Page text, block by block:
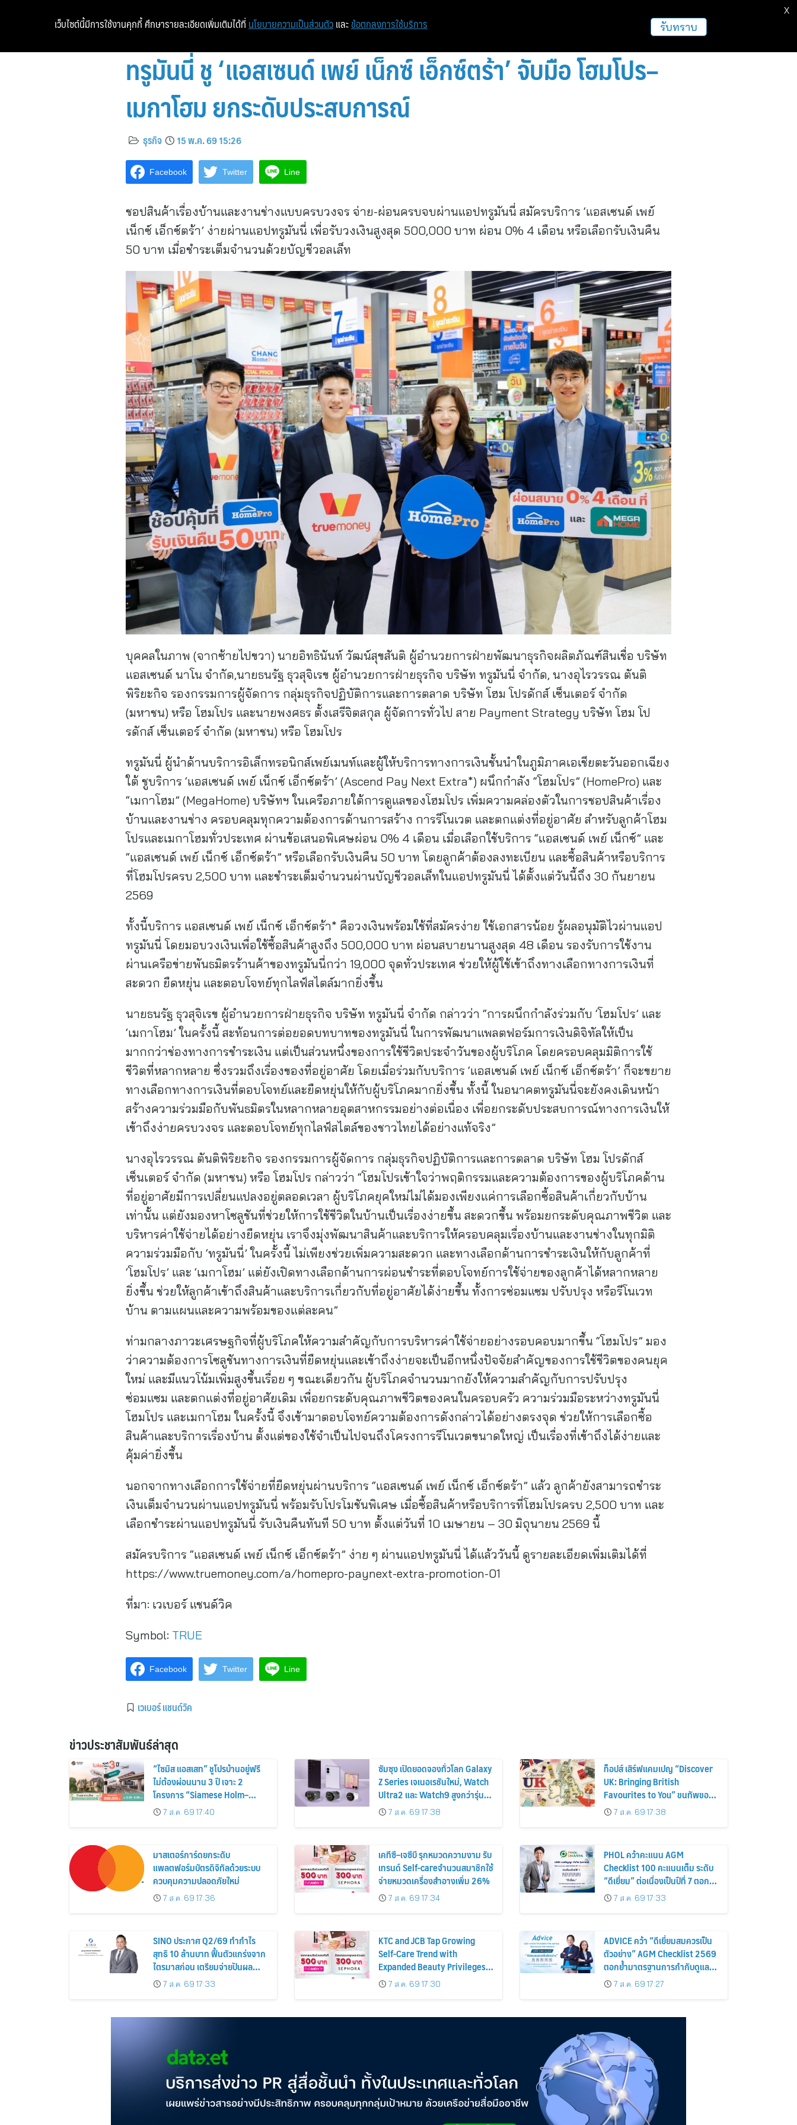
หน้าแรก ท่องเที่ยว ฝากข่าวประชาสัมพันธ์
ทรูมันนี่ ชู ‘แอสเซนด์ เพย์ เน็กซ์ เอ็กซ์ตร้า’ จับมือ โฮมโปร–
เมกาโฮม ยกระดับประสบการณ์
ธุรกิจ 15 พ.ค. 69 15:26
Facebook Twitter Line
ชอปสินค้าเรื่องบ้านและงานช่างแบบครบวงจร จ่าย-ผ่อนครบจบผ่านแอปทรูมันนี่ สมัครบริการ ‘แอสเซนด์ เพย์
เน็กซ์ เอ็กซ์ตร้า’ ง่ายผ่านแอปทรูมันนี่ เพื่อรับวงเงินสูงสุด 500,000 บาท ผ่อน 0% 4 เดือน หรือเลือกรับเงินคืน
50 บาท เมื่อชำระเต็มจำนวนด้วยบัญชีวอลเล็ท
บุคคลในภาพ (จากซ้ายไปขวา) นายอิทธินันท์ วัฒน์สุขสันติ ผู้อำนวยการฝ่ายพัฒนาธุรกิจผลิตภัณฑ์สินเชื่อ บริษัท
แอสเซนด์ นาโน จำกัด,นายธนรัฐ ธุวสุจิเรข ผู้อำนวยการฝ่ายธุรกิจ บริษัท ทรูมันนี่ จำกัด, นางอุไรวรรณ ตันติ
พิริยะกิจ รองกรรมการผู้จัดการ กลุ่มธุรกิจปฏิบัติการและการตลาด บริษัท โฮม โปรดักส์ เซ็นเตอร์ จำกัด
(มหาชน) หรือ โฮมโปร และนายพงศธร ตั้งเสรีจิตสกุล ผู้จัดการทั่วไป สาย Payment Strategy บริษัท โฮม โป
รดักส์ เซ็นเตอร์ จำกัด (มหาชน) หรือ โฮมโปร
ทรูมันนี่ ผู้นำด้านบริการอิเล็กทรอนิกส์เพย์เมนท์และผู้ให้บริการทางการเงินชั้นนำในภูมิภาคเอเชียตะวันออกเฉียง
ใต้ ชูบริการ ‘แอสเซนด์ เพย์ เน็กซ์ เอ็กซ์ตร้า’ (Ascend Pay Next Extra*) ผนึกกำลัง “โฮมโปร” (HomePro) และ
“เมกาโฮม” (MegaHome) บริษัทฯ ในเครือภายใต้การดูแลของโฮมโปร เพิ่มความคล่องตัวในการชอปสินค้าเรื่อง
บ้านและงานช่าง ครอบคลุมทุกความต้องการด้านการสร้าง การรีโนเวต และตกแต่งที่อยู่อาศัย สำหรับลูกค้าโฮม
โปรและเมกาโฮมทั่วประเทศ ผ่านข้อเสนอพิเศษผ่อน 0% 4 เดือน เมื่อเลือกใช้บริการ “แอสเซนด์ เพย์ เน็กซ์” และ
“แอสเซนด์ เพย์ เน็กซ์ เอ็กซ์ตร้า” หรือเลือกรับเงินคืน 50 บาท โดยลูกค้าต้องลงทะเบียน และซื้อสินค้าหรือบริการ
ที่โฮมโปรครบ 2,500 บาท และชำระเต็มจำนวนผ่านบัญชีวอลเล็ทในแอปทรูมันนี่ ได้ตั้งแต่วันนี้ถึง 30 กันยายน
2569
ทั้งนี้บริการ แอสเซนด์ เพย์ เน็กซ์ เอ็กซ์ตร้า* คือวงเงินพร้อมใช้ที่สมัครง่าย ใช้เอกสารน้อย รู้ผลอนุมัติไวผ่านแอป
ทรูมันนี่ โดยมอบวงเงินเพื่อใช้ซื้อสินค้าสูงถึง 500,000 บาท ผ่อนสบายนานสูงสุด 48 เดือน รองรับการใช้งาน
ผ่านเครือข่ายพันธมิตรร้านค้าของทรูมันนี่กว่า 19,000 จุดทั่วประเทศ ช่วยให้ผู้ใช้เข้าถึงทางเลือกทางการเงินที่
สะดวก ยืดหยุ่น และตอบโจทย์ทุกไลฟ์สไตล์มากยิ่งขึ้น
นายธนรัฐ ธุวสุจิเรข ผู้อำนวยการฝ่ายธุรกิจ บริษัท ทรูมันนี่ จำกัด กล่าวว่า “การผนึกกำลังร่วมกับ ‘โฮมโปร’ และ
‘เมกาโฮม’ ในครั้งนี้ สะท้อนการต่อยอดบทบาทของทรูมันนี่ ในการพัฒนาแพลตฟอร์มการเงินดิจิทัลให้เป็น
มากกว่าช่องทางการชำระเงิน แต่เป็นส่วนหนึ่งของการใช้ชีวิตประจำวันของผู้บริโภค โดยครอบคลุมมิติการใช้
ชีวิตที่หลากหลาย ซึ่งรวมถึงเรื่องของที่อยู่อาศัย โดยเมื่อร่วมกับบริการ ‘แอสเซนด์ เพย์ เน็กซ์ เอ็กซ์ตร้า’ ก็จะขยาย
ทางเลือกทางการเงินที่ตอบโจทย์และยืดหยุ่นให้กับผู้บริโภคมากยิ่งขึ้น ทั้งนี้ ในอนาคตทรูมันนี่จะยังคงเดินหน้า
สร้างความร่วมมือกับพันธมิตรในหลากหลายอุตสาหกรรมอย่างต่อเนื่อง เพื่อยกระดับประสบการณ์ทางการเงินให้
เข้าถึงง่ายครบวงจร และตอบโจทย์ทุกไลฟ์สไตล์ของชาวไทยได้อย่างแท้จริง”
นางอุไรวรรณ ตันติพิริยะกิจ รองกรรมการผู้จัดการ กลุ่มธุรกิจปฏิบัติการและการตลาด บริษัท โฮม โปรดักส์
เซ็นเตอร์ จำกัด (มหาชน) หรือ โฮมโปร กล่าวว่า “โฮมโปรเข้าใจว่าพฤติกรรมและความต้องการของผู้บริโภคด้าน
ที่อยู่อาศัยมีการเปลี่ยนแปลงอยู่ตลอดเวลา ผู้บริโภคยุคใหม่ไม่ได้มองเพียงแค่การเลือกซื้อสินค้าเกี่ยวกับบ้าน
เท่านั้น แต่ยังมองหาโซลูชันที่ช่วยให้การใช้ชีวิตในบ้านเป็นเรื่องง่ายขึ้น สะดวกขึ้น พร้อมยกระดับคุณภาพชีวิต และ
บริหารค่าใช้จ่ายได้อย่างยืดหยุ่น เราจึงมุ่งพัฒนาสินค้าและบริการให้ครอบคลุมเรื่องบ้านและงานช่างในทุกมิติ
ความร่วมมือกับ ‘ทรูมันนี่’ ในครั้งนี้ ไม่เพียงช่วยเพิ่มความสะดวก และทางเลือกด้านการชำระเงินให้กับลูกค้าที่
‘โฮมโปร’ และ ‘เมกาโฮม’ แต่ยังเปิดทางเลือกด้านการผ่อนชำระที่ตอบโจทย์การใช้จ่ายของลูกค้าได้หลากหลาย
ยิ่งขึ้น ช่วยให้ลูกค้าเข้าถึงสินค้าและบริการเกี่ยวกับที่อยู่อาศัยได้ง่ายขึ้น ทั้งการซ่อมแซม ปรับปรุง หรือรีโนเวท
บ้าน ตามแผนและความพร้อมของแต่ละคน”
ท่ามกลางภาวะเศรษฐกิจที่ผู้บริโภคให้ความสำคัญกับการบริหารค่าใช้จ่ายอย่างรอบคอบมากขึ้น “โฮมโปร” มอง
ว่าความต้องการโซลูชันทางการเงินที่ยืดหยุ่นและเข้าถึงง่ายจะเป็นอีกหนึ่งปัจจัยสำคัญของการใช้ชีวิตของคนยุค
ใหม่ และมีแนวโน้มเพิ่มสูงขึ้นเรื่อย ๆ ขณะเดียวกัน ผู้บริโภคจำนวนมากยังให้ความสำคัญกับการปรับปรุง
ซ่อมแซม และตกแต่งที่อยู่อาศัยเดิม เพื่อยกระดับคุณภาพชีวิตของคนในครอบครัว ความร่วมมือระหว่างทรูมันนี่
โฮมโปร และเมกาโฮม ในครั้งนี้ จึงเข้ามาตอบโจทย์ความต้องการดังกล่าวได้อย่างตรงจุด ช่วยให้การเลือกซื้อ
สินค้าและบริการเรื่องบ้าน ตั้งแต่ของใช้จำเป็นไปจนถึงโครงการรีโนเวตขนาดใหญ่ เป็นเรื่องที่เข้าถึงได้ง่ายและ
คุ้มค่ายิ่งขึ้น
นอกจากทางเลือกการใช้จ่ายที่ยืดหยุ่นผ่านบริการ “แอสเซนด์ เพย์ เน็กซ์ เอ็กซ์ตร้า” แล้ว ลูกค้ายังสามารถชำระ
เงินเต็มจำนวนผ่านแอปทรูมันนี่ พร้อมรับโปรโมชันพิเศษ เมื่อซื้อสินค้าหรือบริการที่โฮมโปรครบ 2,500 บาท และ
เลือกชำระผ่านแอปทรูมันนี่ รับเงินคืนทันที 50 บาท ตั้งแต่วันที่ 10 เมษายน – 30 มิถุนายน 2569 นี้
สมัครบริการ “แอสเซนด์ เพย์ เน็กซ์ เอ็กซ์ตร้า” ง่าย ๆ ผ่านแอปทรูมันนี่ ได้แล้ววันนี้ ดูรายละเอียดเพิ่มเติมได้ที่
https://www.truemoney.com/a/homepro-paynext-extra-promotion-01
ที่มา: เวเบอร์ แชนด์วิค
Symbol: TRUE
Facebook Twitter Line
เวเบอร์ แชนด์วิค
ข่าวประชาสัมพันธ์ล่าสุด
“ไซมิส แอสเสท” ชูโปรบ้านอยู่ฟรี
ไม่ต้องผ่อนนาน 3 ปี เจาะ 2
โครงการ “Siamese Holm–
Siamese Blossom” พร้อม
ส่วนลดและสิทธิพิเศษถึง 31
7 ส.ค. 69 17:40
ซัมซุง เปิดยอดจองทั่วโลก Galaxy
Z Series เจเนอเรชันใหม่, Watch
Ultra2 และ Watch9 สูงกว่ารุ่น
ก่อนหน้ากว่า 30%
7 ส.ค. 69 17:38
ท็อปส์ เสิร์ฟแคมเปญ “Discover
UK: Bringing British
Favourites to You” ขนทัพของ
อร่อยและไอเท็มฮิตจากสหราช
อาณาจักร ส่งตรงถึงมือตั้งแต่วัน
7 ส.ค. 69 17:38
มาสเตอร์การ์ดยกระดับ
แพลตฟอร์มบัตรดิจิทัลด้วยระบบ
ควบคุมความปลอดภัยใหม่
7 ส.ค. 69 17:36
เคทีซี–เจซีบี รุกหมวดความงาม รับ
เทรนด์ Self-careจำนวนสมาชิกใช้
จ่ายหมวดเครื่องสำอางเพิ่ม 26%
7 ส.ค. 69 17:34
PHOL คว้าคะแนน AGM
Checklist 100 คะแนนเต็ม ระดับ
“ดีเยี่ยม” ต่อเนื่องเป็นปีที่ 7 ตอกย้ำ
การดำเนินธุรกิจตามหลักธรรมาภิ
บาล โปร่งใส สร้างความเชื่อมั่นผู้
7 ส.ค. 69 17:33
SINO ประกาศ Q2/69 ทำกำไร
สุทธิ 10 ล้านบาท ฟื้นตัวแกร่งจาก
ไตรมาสก่อน เตรียมจ่ายปันผล
ระหว่างกาล 0.014423 บาทต่อหุ้น
ครึ่งปีหลังมุ่งเติบโตต่อเนื่อง
7 ส.ค. 69 17:33
KTC and JCB Tap Growing
Self-Care Trend with
Expanded Beauty Privileges
Number of KTC JCB
Cardmembers Spending on
7 ส.ค. 69 17:30
ADVICE คว้า “ดีเยี่ยมสมควรเป็น
ตัวอย่าง” AGM Checklist 2569
ตอกย้ำมาตรฐานการกำกับดูแล
กิจการที่ดี
7 ส.ค. 69 17:27
เว็บไซต์นี้มีการใช้งานคุกกี้ ศึกษารายละเอียดเพิ่มเติมได้ที่ นโยบายความเป็นส่วนตัว และ ข้อตกลงการใช้บริการ รับทราบ
X